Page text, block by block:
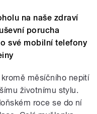
na naše zdraví
porucha
své mobilní telefony
měsíčního nepití
životnímu stylu.
roce se do ní